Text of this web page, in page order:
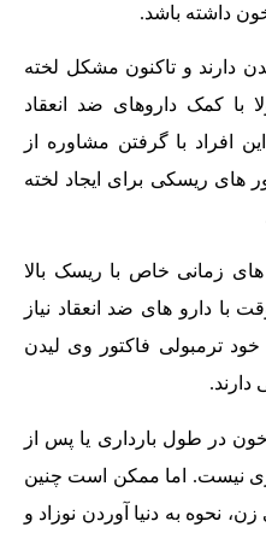
داشته باشد.
دارند و تاکنون مشکل لخته
با کمک داروهای ضد انعقاد
افراد با گرفتن مشاوره از
های ریسکی برای ایجاد لخته
زمانی خاص با ریسک بالا
دارو های ضد انعقاد نیاز
خود ترمبولی فاکتور وی لیدن
دارند.
در طول بارداری یا پس از
نیست. اما ممکن است چنین
نحوه به دنیا آوردن نوزاد و